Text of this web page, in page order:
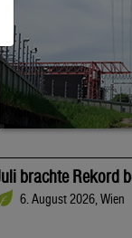
brachte Rekord
6. August 2026, Wien